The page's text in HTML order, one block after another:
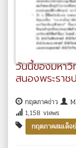
วันนี้ของมหา
สนองพระรา
กฤตภาคข่าว
1,158 views
กฤตภาคสมเด็จ